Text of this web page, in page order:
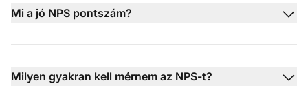
Mi a jó NPS pontszám?
Milyen gyakran kell mérnem az NPS-t?